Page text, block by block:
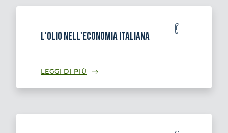
L'olio nell'economia italiana
LEGGI DI PIÙ